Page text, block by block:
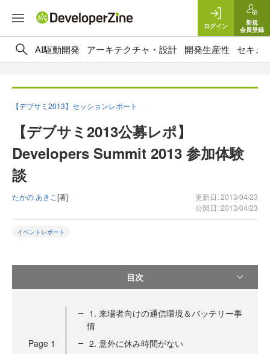
ログイン
新規
会員登録
AI駆動開発 アーキテクチャ・設計 開発生産性 セキュ
【デブサミ2013】セッションレポート
【デブサミ2013公募レポ】
Developers Summit 2013 参加体験
談
たかの あきこ[著]
更新日: 2013/04/23
公開日: 2013/04/23
イベントレポート
目次
Page 1
1. 来場者向けの通信環境＆バッテリー事
情
2. 意外に休み時間がない